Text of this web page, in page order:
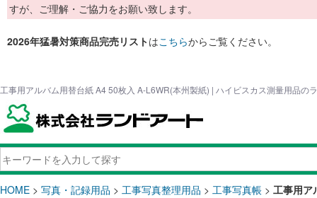
すが、ご理解・ご協力をお願い致します。
2026年猛暑対策商品完売リストはこちらからご覧ください。
工事用アルバム用替台紙 A4 50枚入 A-L6WR(本州製紙) | ハイビスカス測量用品の
HOME > 写真・記録用品 > 工事写真整理用品 > 工事写真帳 > 工事用ア